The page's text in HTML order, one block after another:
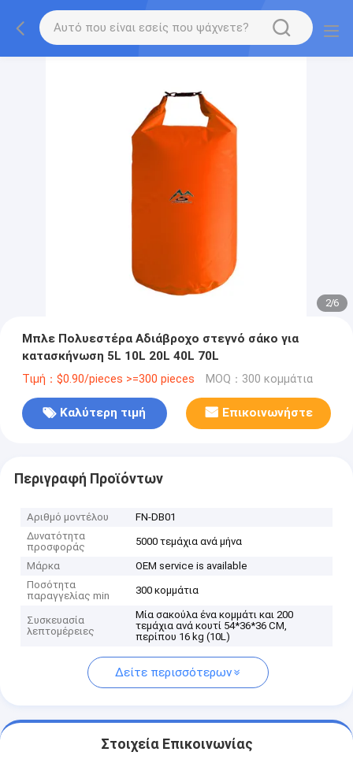
2/6
Μπλε Πολυεστέρα Αδιάβροχο στεγνό σάκο για
κατασκήνωση 5L 10L 20L 40L 70L
Τιμή：$0.90/pieces >=300 pieces MOQ：300 κομμάτια
Καλύτερη τιμή Επικοινωνήστε
Περιγραφή Προϊόντων
Αριθμό μοντέλου
FN-DB01
Δυνατότητα
προσφοράς
5000 τεμάχια ανά μήνα
Μάρκα
OEM service is available
Ποσότητα
παραγγελίας min
300 κομμάτια
Συσκευασία
λεπτομέρειες
Μία σακούλα ένα κομμάτι και 200
τεμάχια ανά κουτί 54*36*36 CM,
περίπου 16 kg (10L)
Δείτε περισσότερων
Στοιχεία Επικοινωνίας